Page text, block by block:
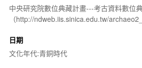
中央研究院數位典藏計畫---考古資料數位
（http://ndweb.iis.sinica.edu.tw/
日期
文化年代:青銅時代